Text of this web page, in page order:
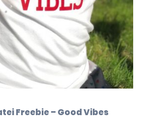
Freebie – Good Vibes